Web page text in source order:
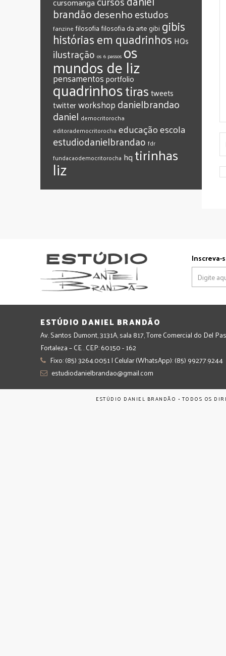
brandãodesenhoestudos
fanzine filosofia filosofia da arte gibi gibis
histórias em quadrinhos HQs
ilustração os 6 passos os
mundos de liz
pensamentosportfolio
quadrinhostirastweets
twitterworkshop‎danielbrandao‬
‎daniel‬ ‎democritorocha
‎editorademocritorocha ‎educação‎escola
‎estudiodanielbrandao ‎fdr
‎fundacaodemocritorocha ‎hq ‎tirinhas
‪‎liz
Inscreva-
ESTÚDIO DANIEL BRANDÃO
Av. Santos Dumont, 3131A, sala 817, Torre Comercial do Del
Fortaleza – CE . CEP: 60150 - 162
Fixo: (85) 3264.0051 | Celular (WhatsApp): (85) 99277.9244
estudiodanielbrandao@gmail.com
ESTÚDIO DANIEL BRANDÃO • TODOS OS